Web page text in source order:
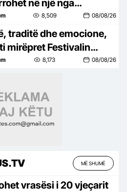
në një nga
kryesore të
8,509 08/08/26
traditë dhe emocione,
mirëpret Festivalin
8,173 08/08/26
MË SHUMË
vrasësi i 20 vjeçarit